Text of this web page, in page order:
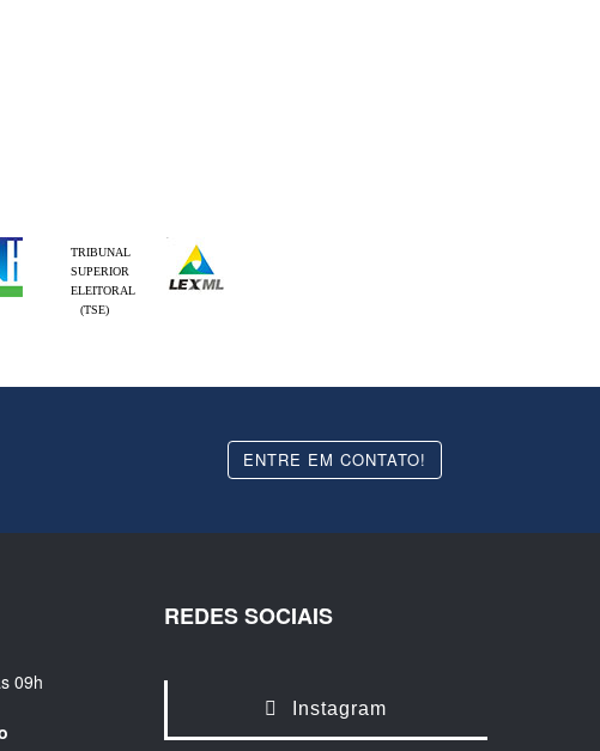
TRIBUNAL
SUPERIOR
ELEITORAL
(TSE)
ENTRE EM CONTATO!
09h
REDES SOCIAIS
Instagram